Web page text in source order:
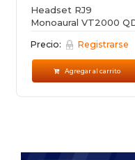
Headset RJ9
Monoaural VT2000
03 Yealink-Flyingvoice
Precio: Registrarse
Agregar al carrito